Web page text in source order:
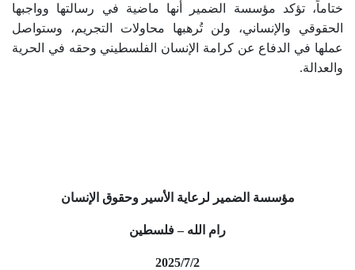
ختاماً، تؤكد مؤسسة الضمير أنها ماضية في رسالتها وواجبها
الحقوقي والإنساني، ولن تُرهبها محاولات التجريم، وستواصل
عملها في الدفاع عن كرامة الإنسان الفلسطيني وحقه في الحرية
والعدالة .
مؤسسة الضمير لرعاية الأسير وحقوق الإنسان
رام الله – فلسطين
7
/
2025